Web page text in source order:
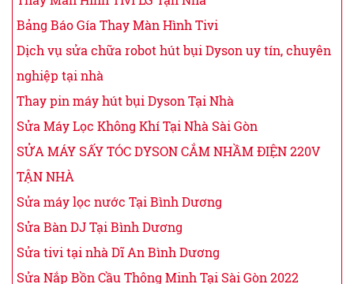
Bảng Báo Gía Thay Màn Hình Tivi
Dịch vụ sửa chữa robot hút bụi Dyson uy tín, chuyên
nghiệp tại nhà
Thay pin máy hút bụi Dyson Tại Nhà
Sửa Máy Lọc Không Khí Tại Nhà Sài Gòn
SỬA MÁY SẤY TÓC DYSON CẮM NHẦM ĐIỆN 220V
TẬN NHÀ
Sửa máy lọc nước Tại Bình Dương
Sửa Bàn DJ Tại Bình Dương
Sửa tivi tại nhà Dĩ An Bình Dương
Sửa Nắp Bồn Cầu Thông Minh Tại Sài Gòn 2022